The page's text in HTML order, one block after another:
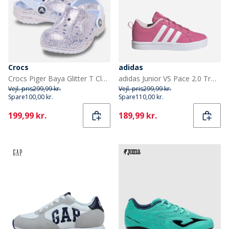
Crocs
Crocs Piger Baya Glitter T Clogs Dreamscape
Vejl. pris299,99 kr.
Spare100,00 kr.
Current
199,99 kr.
adidas
adidas Junior VS Pace 2.0 Træningssko Pink Fusion/Cloud White/Clear Pink
Vejl. pris299,99 kr.
Spare110,00 kr.
Current
189,99 kr.